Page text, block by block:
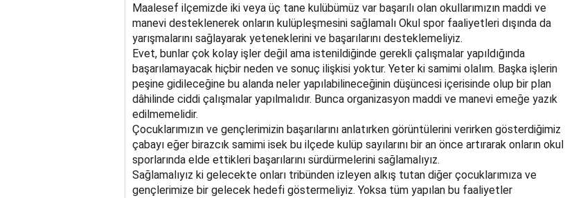
Maalesef ilçemizde iki veya üç tane kulübümüz var başarılı olan okullarımızın maddi ve
manevi desteklenerek onların kulüpleşmesini sağlamalı Okul spor faaliyetleri dışında da
yarışmalarını sağlayarak yeteneklerini ve başarılarını desteklemeliyiz.
Evet, bunlar çok kolay işler değil ama istenildiğinde gerekli çalışmalar yapıldığında
başarılamayacak hiçbir neden ve sonuç ilişkisi yoktur. Yeter ki samimi olalım. Başka işlerin
peşine gidileceğine bu alanda neler yapılabilineceğinin düşüncesi içerisinde olup bir plan
dâhilinde ciddi çalışmalar yapılmalıdır. Bunca organizasyon maddi ve manevi emeğe yazık
edilmemelidir.
Çocuklarımızın ve gençlerimizin başarılarını anlatırken görüntülerini verirken gösterdiğimiz
çabayı eğer birazcık samimi isek bu ilçede kulüp sayılarını bir an önce artırarak onların okul
sporlarında elde ettikleri başarılarını sürdürmelerini sağlamalıyız.
Sağlamalıyız ki gelecekte onları tribünden izleyen alkış tutan diğer çocuklarımıza ve
gençlerimize bir gelecek hedefi göstermeliyiz. Yoksa tüm yapılan bu faaliyetler